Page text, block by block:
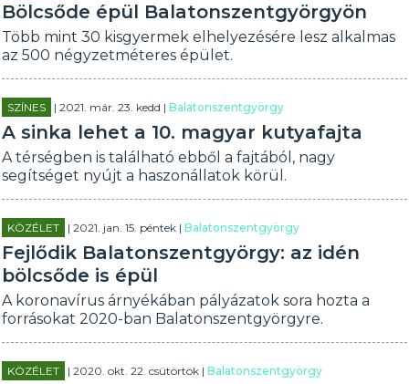
Bölcsőde épül Balatonszentgyörgyön
Több mint 30 kisgyermek elhelyezésére lesz alkalmas
az 500 négyzetméteres épület.
SZÍNES | 2021. már. 23. kedd |Balatonszentgyörgy
A sinka lehet a 10. magyar kutyafajta
A térségben is található ebből a fajtából, nagy
segítséget nyújt a haszonállatok körül.
KÖZÉLET | 2021. jan. 15. péntek |Balatonszentgyörgy
Fejlődik Balatonszentgyörgy: az idén
bölcsőde is épül
A koronavírus árnyékában pályázatok sora hozta a
forrásokat 2020-ban Balatonszentgyörgyre.
KÖZÉLET | 2020. okt. 22. csütörtök |Balatonszentgyörgy